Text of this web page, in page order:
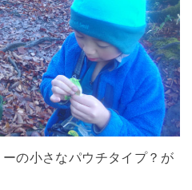
の小さなパウチタイプ？が